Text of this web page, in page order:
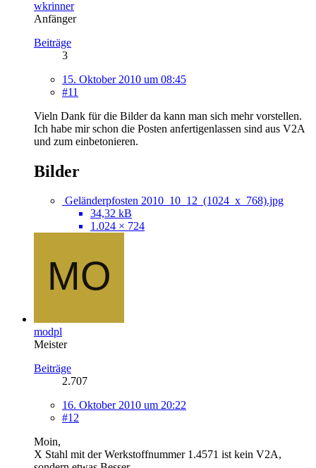
wkrinner
Anfänger
Beiträge
3
15. Oktober 2010 um 08:45
#11
Vieln Dank für die Bilder da kann man sich mehr vorstellen.
Ich habe mir schon die Posten anfertigenlassen sind aus V2A
und zum einbetonieren.
Bilder
Geländerpfosten 2010_10_12_(1024_x_768).jpg
34,32 kB
1.024 × 724
modpl
Meister
Beiträge
2.707
16. Oktober 2010 um 20:22
#12
Moin,
X Stahl mit der Werkstoffnummer 1.4571 ist kein V2A,